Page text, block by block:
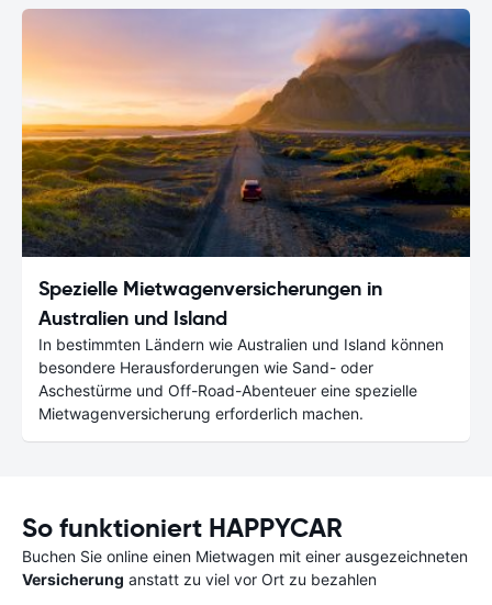
Spezielle Mietwagenversicherungen in
Australien und Island
In bestimmten Ländern wie Australien und Island können
besondere Herausforderungen wie Sand- oder
Aschestürme und Off-Road-Abenteuer eine spezielle
Mietwagenversicherung erforderlich machen.
So funktioniert HAPPYCAR
Buchen Sie online einen Mietwagen mit einer ausgezeichneten
Versicherung anstatt zu viel vor Ort zu bezahlen